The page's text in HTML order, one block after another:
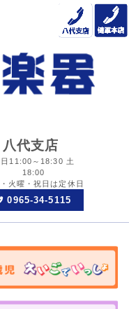
八代支店
11:00～18:30 土
18:00
火曜・祝日は定休日
0965-34-5115